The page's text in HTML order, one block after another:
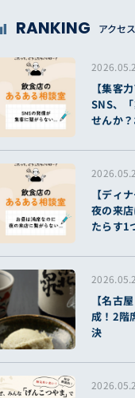
RANKING アクセ
【集客
SNS、
せんか
【ディ
夜の来
たらす1
【名古
成！2階
決